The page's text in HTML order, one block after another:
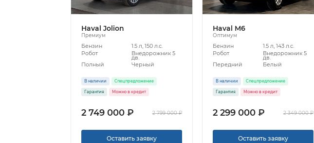
Haval Jolion
Премиум
Бензин
1.5 л, 150 л.с.
Робот
Внедорожник 5
дв.
Полный
Черный
В наличии Спецпредложение
Гарантия Можно в кредит
2 749 000 ₽ 2 799 000 ₽
Оставить заявку
Haval M6
Оптимум
Бензин
1.5 л, 143 л.с.
Робот
Внедорожник 5
дв.
Передний
Белый
В наличии Спецпредложение
Гарантия Можно в кредит
2 299 000 ₽ 2 349 000 ₽
Оставить заявку